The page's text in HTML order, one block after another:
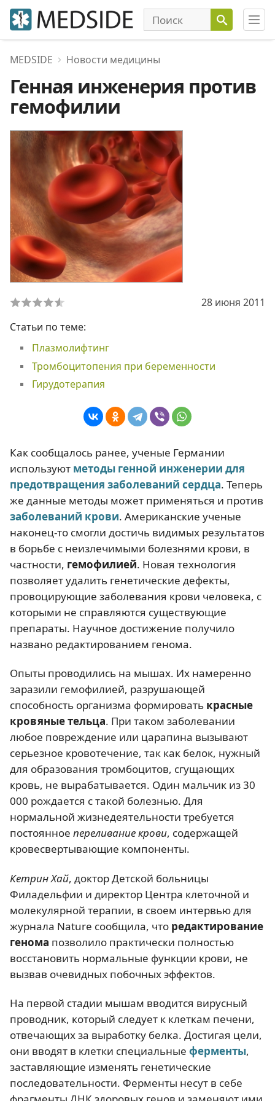
MEDSIDE Новости медицины
Генная инженерия против
гемофилии
28 июня 2011
Статьи по теме:
Плазмолифтинг
Тромбоцитопения при беременности
Гирудотерапия
Как сообщалось ранее, ученые Германии
используют методы генной инженерии для
предотвращения заболеваний сердца. Теперь
же данные методы может применяться и против
заболеваний крови. Американские ученые
наконец-то смогли достичь видимых результатов
в борьбе с неизлечимыми болезнями крови, в
частности, гемофилией. Новая технология
позволяет удалить генетические дефекты,
провоцирующие заболевания крови человека, с
которыми не справляются существующие
препараты. Научное достижение получило
названо редактированием генома.
Опыты проводились на мышах. Их намеренно
заразили гемофилией, разрушающей
способность организма формировать красные
кровяные тельца. При таком заболевании
любое повреждение или царапина вызывают
серьезное кровотечение, так как белок, нужный
для образования тромбоцитов, сгущающих
кровь, не вырабатывается. Один мальчик из 30
000 рождается с такой болезнью. Для
нормальной жизнедеятельности требуется
постоянное переливание крови, содержащей
кровесвертывающие компоненты.
Кетрин Хай, доктор Детской больницы
Филадельфии и директор Центра клеточной и
молекулярной терапии, в своем интервью для
журнала Nature сообщила, что редактирование
генома позволило практически полностью
восстановить нормальные функции крови, не
вызвав очевидных побочных эффектов.
На первой стадии мышам вводится вирусный
проводник, который следует к клеткам печени,
отвечающих за выработку белка. Достигая цели,
они вводят в клетки специальные ферменты,
заставляющие изменять генетические
последовательности. Ферменты несут в себе